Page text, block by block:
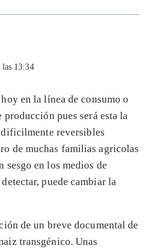
las 13:34
en la línea de consumo o
pues será esta la
reversibles
de muchas familias agricolas
sesgo en los medios de
puede cambiar la
de un breve documental de
transgénico. Unas